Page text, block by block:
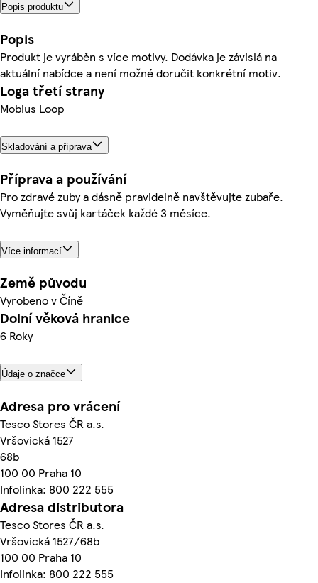
Popis produktu
Popis
Produkt je vyráběn s více motivy. Dodávka je závislá na
aktuální nabídce a není možné doručit konkrétní motiv.
Loga třetí strany
Mobius Loop
Skladování a příprava
Příprava a používání
Pro zdravé zuby a dásně pravidelně navštěvujte zubaře.
Vyměňujte svůj kartáček každé 3 měsíce.
Více informací
Země původu
Vyrobeno v Číně
Dolní věková hranice
6 Roky
Údaje o značce
Adresa pro vrácení
Tesco Stores ČR a.s.
Vršovická 1527
68b
100 00 Praha 10
Infolinka: 800 222 555
Adresa distributora
Tesco Stores ČR a.s.
Vršovická 1527/68b
100 00 Praha 10
Infolinka: 800 222 555